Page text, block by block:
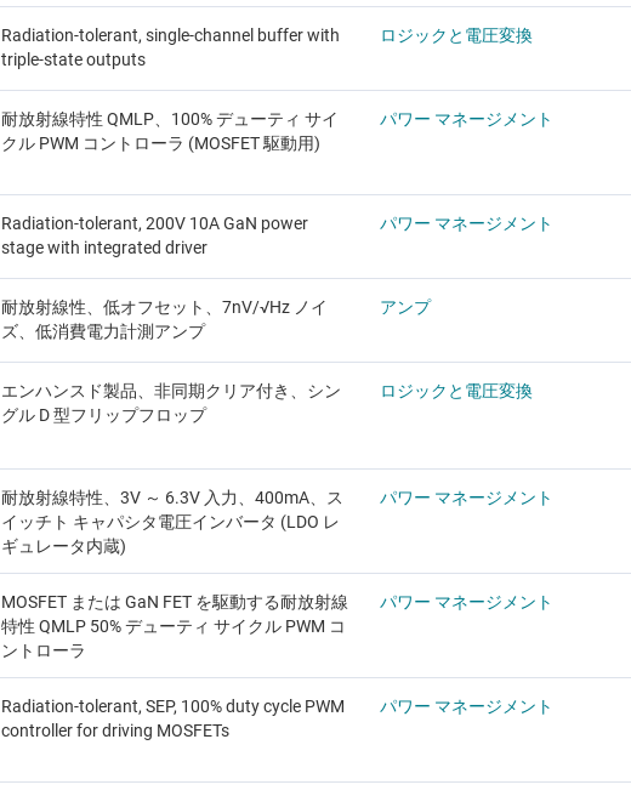
Radiation-tolerant, single-channel buffer with
triple-state outputs
ロジックと電圧変換
耐放射線特性 QMLP、100% デューティ サイ
クル PWM コントローラ (MOSFET 駆動用)
パワー マネージメント
Radiation-tolerant, 200V 10A GaN power
stage with integrated driver
パワー マネージメント
耐放射線性、低オフセット、7nV/√Hz ノイ
ズ、低消費電力計測アンプ
アンプ
エンハンスド製品、非同期クリア付き、シン
グル D 型フリップフロップ
ロジックと電圧変換
耐放射線特性、3V ～ 6.3V 入力、400mA、ス
イッチト キャパシタ電圧インバータ (LDO レ
ギュレータ内蔵)
パワー マネージメント
MOSFET または GaN FET を駆動する耐放射線
特性 QMLP 50% デューティ サイクル PWM コ
ントローラ
パワー マネージメント
Radiation-tolerant, SEP, 100% duty cycle PWM
controller for driving MOSFETs
パワー マネージメント